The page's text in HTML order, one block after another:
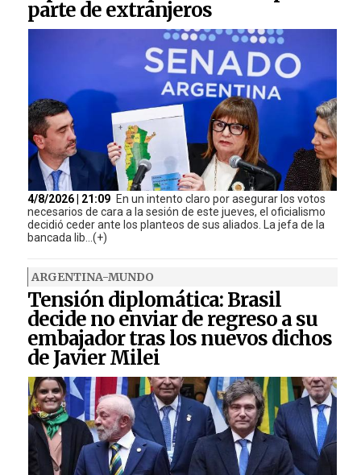
parte de extranjeros
4/8/2026 | 21:09 En un intento claro por asegurar los votos
necesarios de cara a la sesión de este jueves, el oficialismo
decidió ceder ante los planteos de sus aliados. La jefa de la
bancada lib...(+)
ARGENTINA-MUNDO
Tensión diplomática: Brasil
decide no enviar de regreso a su
embajador tras los nuevos dichos
de Javier Milei